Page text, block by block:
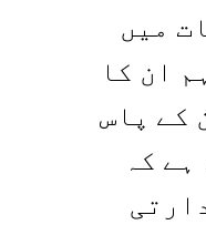
میں
ان کا
کے پاس
کہ